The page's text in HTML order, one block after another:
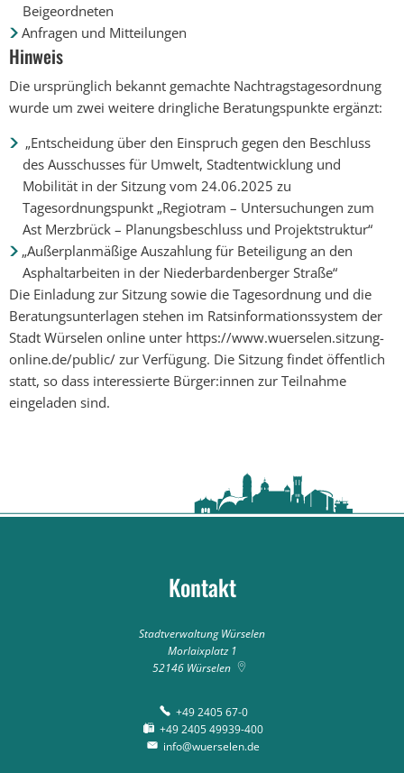
Beigeordneten
Anfragen und Mitteilungen
Hinweis
Die ursprünglich bekannt gemachte Nachtragstagesordnung
wurde um zwei weitere dringliche Beratungspunkte ergänzt:
„Entscheidung über den Einspruch gegen den Beschluss
des Ausschusses für Umwelt, Stadtentwicklung und
Mobilität in der Sitzung vom 24.06.2025 zu
Tagesordnungspunkt „Regiotram – Untersuchungen zum
Ast Merzbrück – Planungsbeschluss und Projektstruktur“
„Außerplanmäßige Auszahlung für Beteiligung an den
Asphaltarbeiten in der Niederbardenberger Straße“
Die Einladung zur Sitzung sowie die Tagesordnung und die
Beratungsunterlagen stehen im Ratsinformationssystem der
Stadt Würselen online unter https://www.wuerselen.sitzung-
online.de/public/ zur Verfügung. Die Sitzung findet öffentlich
statt, so dass interessierte Bürger:innen zur Teilnahme
eingeladen sind.
Kontakt
Stadtverwaltung Würselen
Morlaixplatz 1
52146 Würselen
+49 2405 67-0
+49 2405 49939-400
info@wuerselen.de